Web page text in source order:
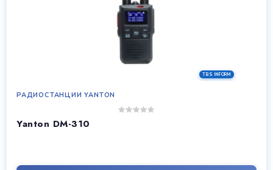
РАДИОСТАНЦИИ YANTON
Yanton DM-310